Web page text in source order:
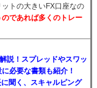
トの大きいFX口座なの
であれば多くのトレー
説！スプレッドやスワッ
必要な書類も紹介！
聞く、スキャルピング